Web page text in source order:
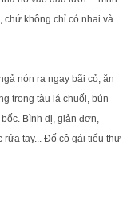
chứ không chỉ có nhai và
nón ra ngay bãi cỏ, ăn
trong tàu lá chuối, bún
Bình dị, giản đơn,
tay... Đố cô gái tiểu thư